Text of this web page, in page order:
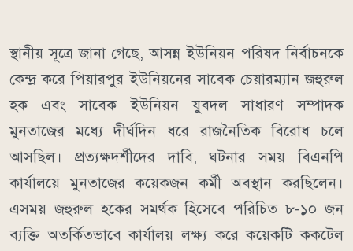
স্থানীয় সূত্রে জানা গেছে, আসন্ন ইউনিয়ন পরিষদ নির্বাচনকে
কেন্দ্র করে পিয়ারপুর ইউনিয়নের সাবেক চেয়ারম্যান জহুরুল
হক এবং সাবেক ইউনিয়ন যুবদল সাধারণ সম্পাদক
মুনতাজের মধ্যে দীর্ঘদিন ধরে রাজনৈতিক বিরোধ চলে
আসছিল। প্রত্যক্ষদর্শীদের দাবি, ঘটনার সময় বিএনপি
কার্যালয়ে মুনতাজের কয়েকজন কর্মী অবস্থান করছিলেন।
এসময় জহুরুল হকের সমর্থক হিসেবে পরিচিত ৮-১০ জন
ব্যক্তি অতর্কিতভাবে কার্যালয় লক্ষ্য করে কয়েকটি ককটেল